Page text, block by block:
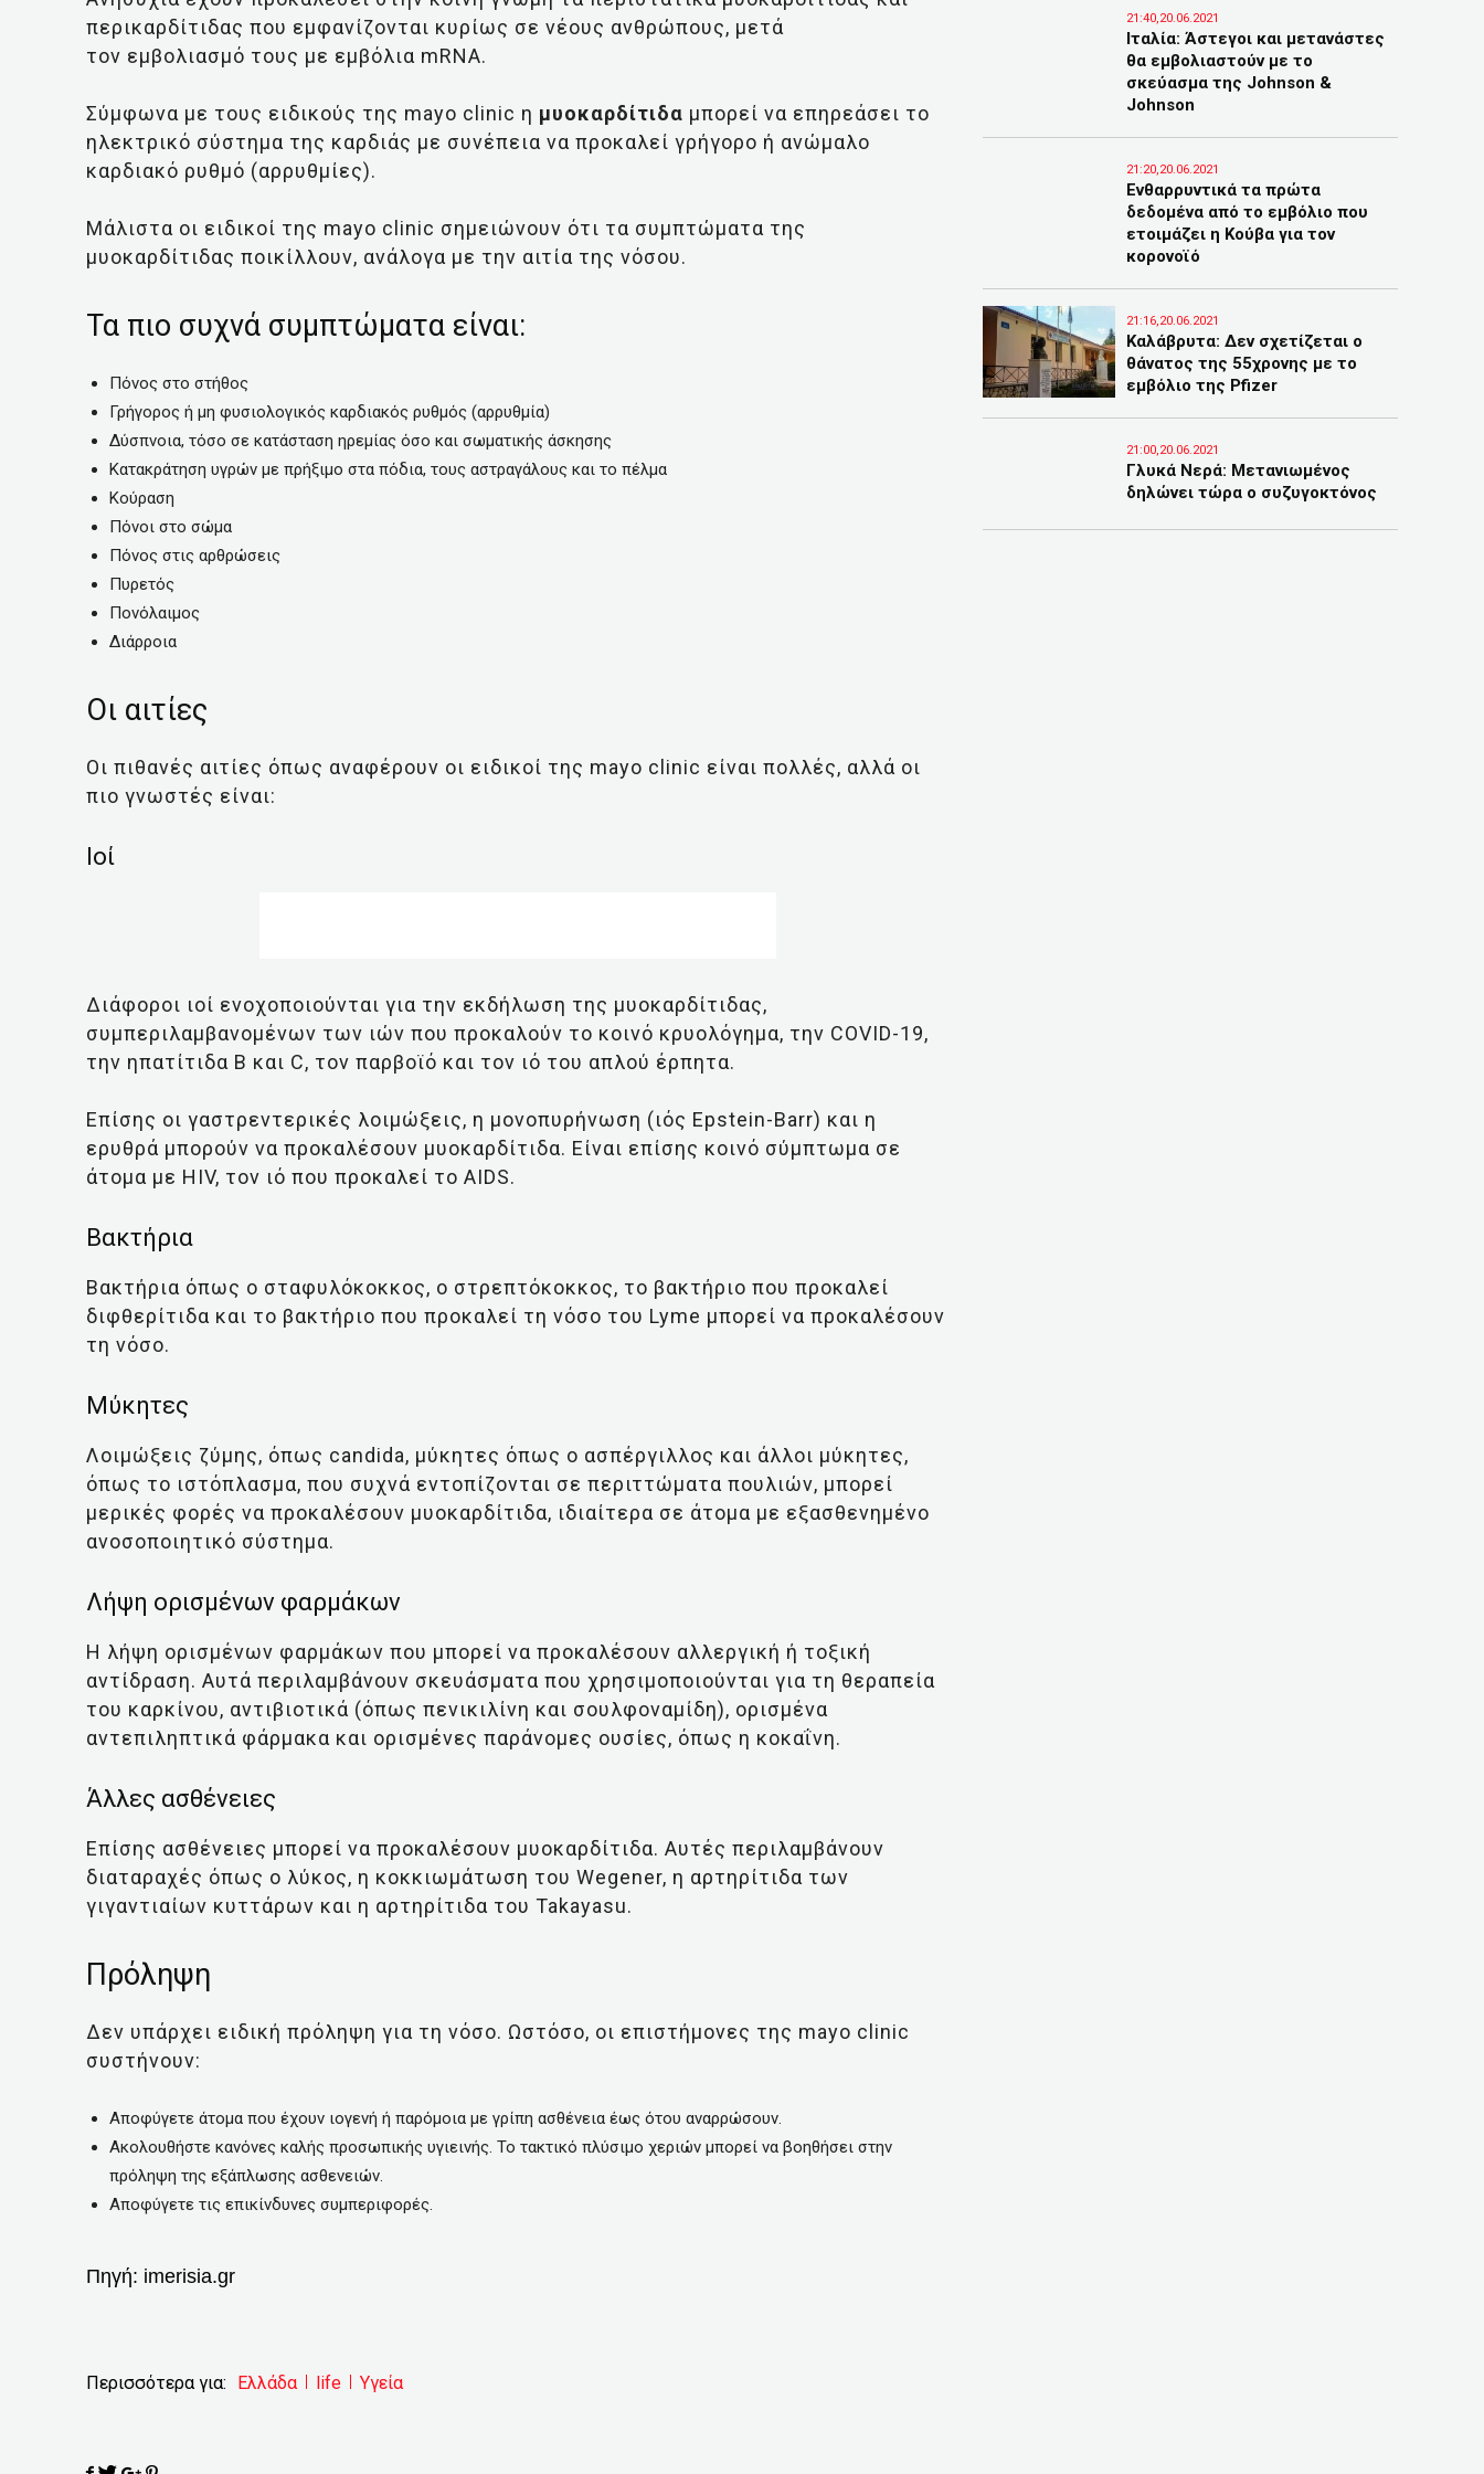
περικαρδίτιδας που εμφανίζονται κυρίως σε νέους ανθρώπους, μετά
τον εμβολιασμό τους με εμβόλια mRNA.
Σύμφωνα με τους ειδικούς της mayo clinic η μυοκαρδίτιδα μπορεί να επηρεάσει το
ηλεκτρικό σύστημα της καρδιάς με συνέπεια να προκαλεί γρήγορο ή ανώμαλο
καρδιακό ρυθμό (αρρυθμίες).
Μάλιστα οι ειδικοί της mayo clinic σημειώνουν ότι τα συμπτώματα της
μυοκαρδίτιδας ποικίλλουν, ανάλογα με την αιτία της νόσου.
Τα πιο συχνά συμπτώματα είναι:
Πόνος στο στήθος
Γρήγορος ή μη φυσιολογικός καρδιακός ρυθμός (αρρυθμία)
Δύσπνοια, τόσο σε κατάσταση ηρεμίας όσο και σωματικής άσκησης
Κατακράτηση υγρών με πρήξιμο στα πόδια, τους αστραγάλους και το πέλμα
Κούραση
Πόνοι στο σώμα
Πόνος στις αρθρώσεις
Πυρετός
Πονόλαιμος
Διάρροια
Οι αιτίες
Οι πιθανές αιτίες όπως αναφέρουν οι ειδικοί της mayo clinic είναι πολλές, αλλά οι
πιο γνωστές είναι:
Ιοί
Διάφοροι ιοί ενοχοποιούνται για την εκδήλωση της μυοκαρδίτιδας,
συμπεριλαμβανομένων των ιών που προκαλούν το κοινό κρυολόγημα, την COVID-19,
την ηπατίτιδα Β και C, τον παρβοϊό και τον ιό του απλού έρπητα.
Επίσης οι γαστρεντερικές λοιμώξεις, η μονοπυρήνωση (ιός Epstein-Barr) και η
ερυθρά μπορούν να προκαλέσουν μυοκαρδίτιδα. Είναι επίσης κοινό σύμπτωμα σε
άτομα με HIV, τον ιό που προκαλεί το AIDS.
Βακτήρια
Βακτήρια όπως ο σταφυλόκοκκος, ο στρεπτόκοκκος, το βακτήριο που προκαλεί
διφθερίτιδα και το βακτήριο που προκαλεί τη νόσο του Lyme μπορεί να προκαλέσουν
τη νόσο.
Μύκητες
Λοιμώξεις ζύμης, όπως candida, μύκητες όπως ο ασπέργιλλος και άλλοι μύκητες,
όπως το ιστόπλασμα, που συχνά εντοπίζονται σε περιττώματα πουλιών, μπορεί
μερικές φορές να προκαλέσουν μυοκαρδίτιδα, ιδιαίτερα σε άτομα με εξασθενημένο
ανοσοποιητικό σύστημα.
Λήψη ορισμένων φαρμάκων
Η λήψη ορισμένων φαρμάκων που μπορεί να προκαλέσουν αλλεργική ή τοξική
αντίδραση. Αυτά περιλαμβάνουν σκευάσματα που χρησιμοποιούνται για τη θεραπεία
του καρκίνου, αντιβιοτικά (όπως πενικιλίνη και σουλφοναμίδη), ορισμένα
αντεπιληπτικά φάρμακα και ορισμένες παράνομες ουσίες, όπως η κοκαΐνη.
Άλλες ασθένειες
Επίσης ασθένειες μπορεί να προκαλέσουν μυοκαρδίτιδα. Αυτές περιλαμβάνουν
διαταραχές όπως ο λύκος, η κοκκιωμάτωση του Wegener, η αρτηρίτιδα των
γιγαντιαίων κυττάρων και η αρτηρίτιδα του Takayasu.
Πρόληψη
Δεν υπάρχει ειδική πρόληψη για τη νόσο. Ωστόσο, οι επιστήμονες της mayo clinic
συστήνουν:
Αποφύγετε άτομα που έχουν ιογενή ή παρόμοια με γρίπη ασθένεια έως ότου αναρρώσουν.
Ακολουθήστε κανόνες καλής προσωπικής υγιεινής. Το τακτικό πλύσιμο χεριών μπορεί να βοηθήσει στην
πρόληψη της εξάπλωσης ασθενειών.
Αποφύγετε τις επικίνδυνες συμπεριφορές.
Πηγή: imerisia.gr
Περισσότερα για: Ελλάδα life Υγεία
21:40,20.06.2021
Ιταλία: Άστεγοι και μετανάστες
θα εμβολιαστούν με το
σκεύασμα της Johnson &
Johnson
21:20,20.06.2021
Ενθαρρυντικά τα πρώτα
δεδομένα από το εμβόλιο που
ετοιμάζει η Κούβα για τον
κορονοϊό
21:16,20.06.2021
Καλάβρυτα: Δεν σχετίζεται ο
θάνατος της 55χρονης με το
εμβόλιο της Pfizer
21:00,20.06.2021
Γλυκά Νερά: Μετανιωμένος
δηλώνει τώρα ο συζυγοκτόνος